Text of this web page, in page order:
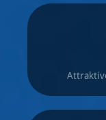
Nachname*
E-Mail*